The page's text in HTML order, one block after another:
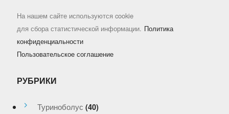
На нашем сайте используются cookie
для сбора статистической информации. Политика
конфиденциальности
Пользовательское соглашение
РУБРИКИ
Туриноболус (40)